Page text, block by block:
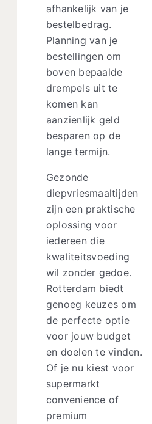
afhankelijk van je
bestelbedrag.
Planning van je
bestellingen om
boven bepaalde
drempels uit te
komen kan
aanzienlijk geld
besparen op de
lange termijn.
Gezonde
diepvriesmaaltijden
zijn een praktische
oplossing voor
iedereen die
kwaliteitsvoeding
wil zonder gedoe.
Rotterdam biedt
genoeg keuzes om
de perfecte optie
voor jouw budget
en doelen te vinden.
Of je nu kiest voor
supermarkt
convenience of
premium